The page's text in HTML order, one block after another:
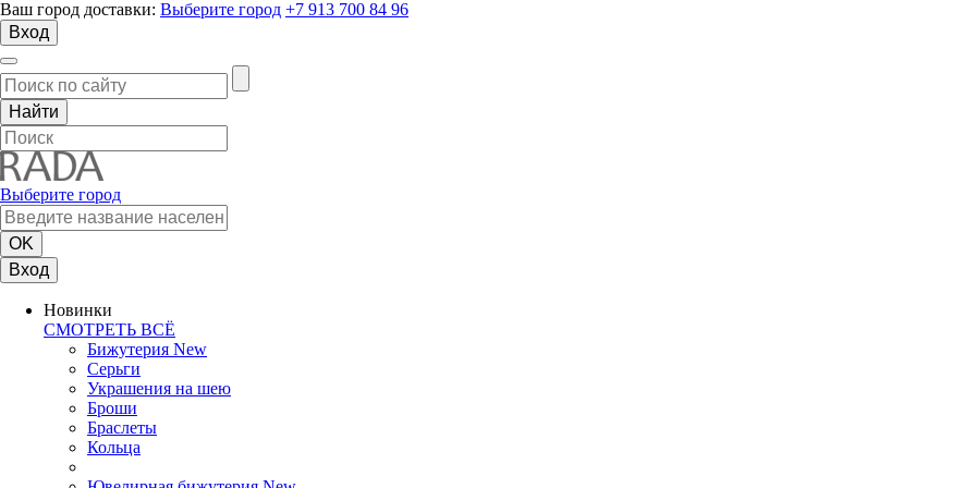
Ваш город доставки: Выберите город +7 913 700 84 96
Вход
Выберите город
Вход
Новинки
СМОТРЕТЬ ВСЁ
Бижутерия New
Серьги
Украшения на шею
Броши
Браслеты
Кольца